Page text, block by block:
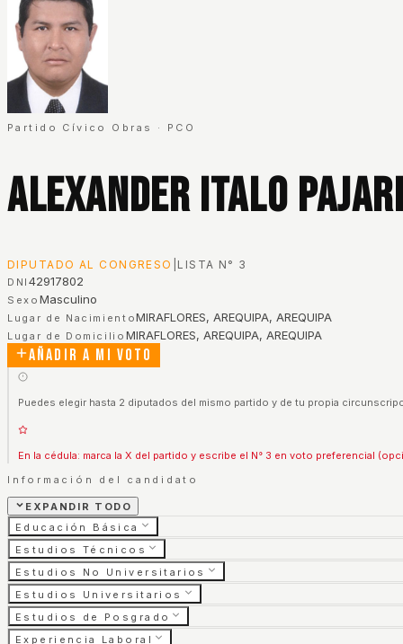
Partido Cívico Obras · PCO
Alexander Italo
DIPUTADO AL CONGRESO LISTA N° 3
DNI 42917802
Sexo Masculino
Lugar de NacimientoMIRAFLORES, AREQUIPA, AREQUIPA
Lugar de Domicilio MIRAFLORES, AREQUIPA, AREQUIPA
Añadir a mi voto
Puedes elegir hasta 2 diputados del mismo partido y de tu propia
En la cédula: marca la X del partido y escribe el N° 3 en voto preferencial
Información del candidato
EXPANDIR TODO
Educación Básica
Estudios Técnicos
Estudios No Universitarios
Estudios Universitarios
Estudios de Posgrado
Experiencia Laboral